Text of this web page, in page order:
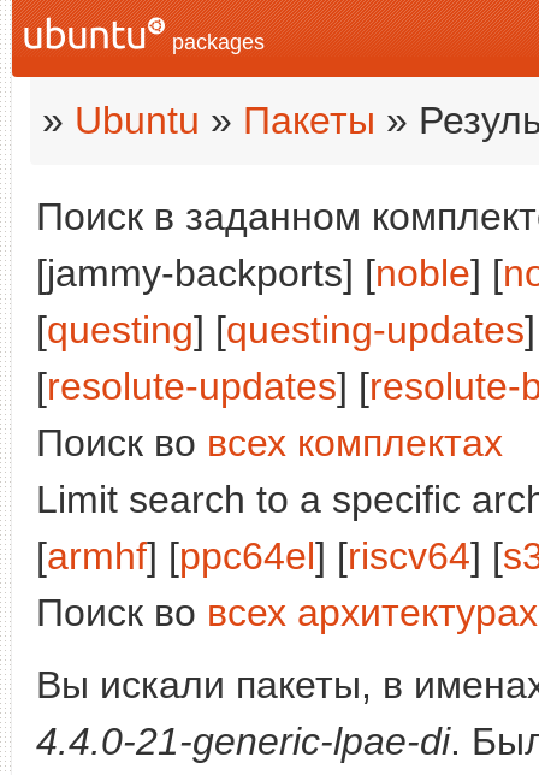
packages
» Ubuntu » Пакеты »
Поиск в заданном
[jammy-backports] [noble] [
[questing] [questing-updates
[resolute-updates] [resolute-
Поиск во всех комплектах
Limit search to a specific
[armhf] [ppc64el] [riscv64] [
Поиск во всех архитектурах
Вы искали пакеты, в
4.4.0-21-generic-lpae-di.